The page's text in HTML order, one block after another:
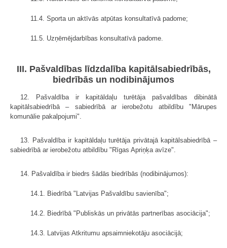
11.4. Sporta un aktīvās atpūtas konsultatīvā padome;
11.5. Uzņēmējdarbības konsultatīvā padome.
III. Pašvaldības līdzdalība kapitālsabiedrībās,
biedrībās un nodibinājumos
12. Pašvaldība ir kapitāldaļu turētāja pašvaldības dibinātā
kapitālsabiedrībā – sabiedrībā ar ierobežotu atbildību "Mārupes
komunālie pakalpojumi".
13. Pašvaldība ir kapitāldaļu turētāja privātajā kapitālsabiedrībā –
sabiedrībā ar ierobežotu atbildību "Rīgas Apriņķa avīze".
14. Pašvaldība ir biedrs šādās biedrībās (nodibinājumos):
14.1. Biedrībā "Latvijas Pašvaldību savienība";
14.2. Biedrībā "Publiskās un privātās partnerības asociācija";
14.3. Latvijas Atkritumu apsaimniekotāju asociācijā;